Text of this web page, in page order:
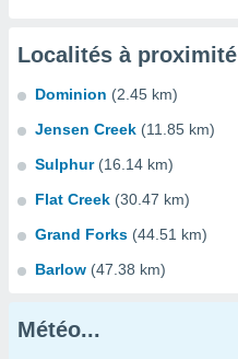
Localités à proximité
Dominion (2.45 km)
Jensen Creek (11.85 km)
Sulphur (16.14 km)
Flat Creek (30.47 km)
Grand Forks (44.51 km)
Barlow (47.38 km)
Météo...